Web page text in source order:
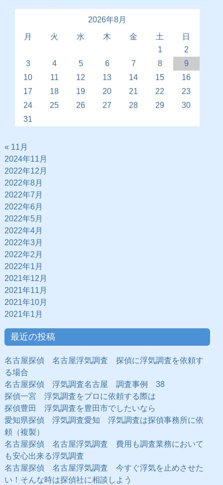
2026年8月
月
火 水 木 金 土
日
1
2
3
4 5 6 7 8
9
10
11 12 13 14 15
16
17
18 19 20 21 22
23
24
25 26 27 28 29
30
31
« 11月
2024年11月
2022年12月
2022年8月
2022年7月
2022年6月
2022年5月
2022年4月
2022年3月
2022年2月
2022年1月
2021年12月
2021年11月
2021年10月
2021年1月
最近の投稿
名古屋探偵 名古屋浮気調査 探偵に浮気調査を依頼す
る場合
名古屋探偵 浮気調査名古屋 調査事例 38
探偵一宮 浮気調査をプロに依頼する際は
探偵豊田 浮気調査を豊田市でしたいなら
愛知県探偵 浮気調査愛知 浮気調査は探偵事務所に依
頼（複製）
名古屋探偵 名古屋浮気調査 費用も調査業務において
も安心出来る浮気調査
名古屋探偵 名古屋浮気調査 今すぐ浮気を止めさせた
い！そんな時は探偵社に相談しよう